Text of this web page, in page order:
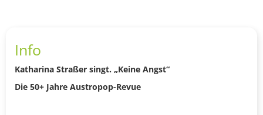
Info
Katharina Straßer singt. „Keine Angst“
Die 50+ Jahre Austropop-Revue